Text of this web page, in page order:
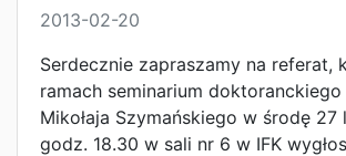
2013-02-20
Serdecznie zapraszamy na referat,
ramach seminarium doktoranckiego
Mikołaja Szymańskiego w środę 27
godz. 18.30 w sali nr 6 w IFK